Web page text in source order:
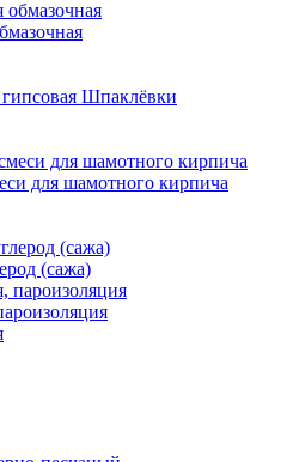
Шпаклёвки
для шамотного кирпича
(сажа)